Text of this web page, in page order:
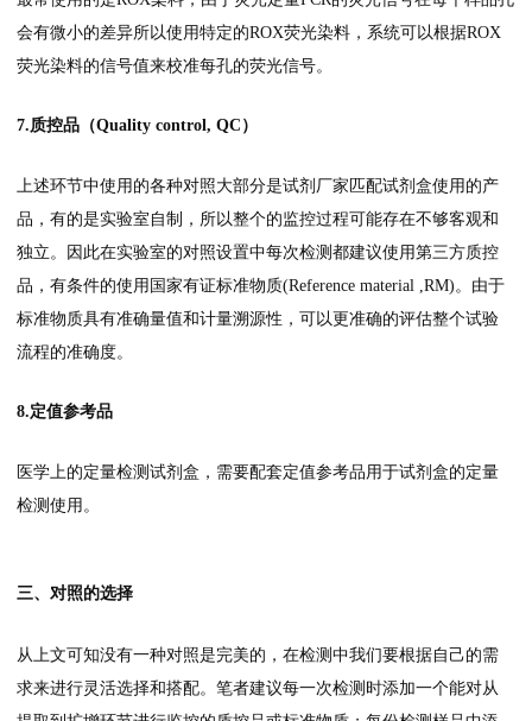
会有微小的差异所以使用特定的ROX荧光染料，系统可以根据ROX
荧光染料的信号值来校准每孔的荧光信号。
7.质控品（Quality control, QC）
上述环节中使用的各种对照大部分是试剂厂家匹配试剂盒使用的产
品，有的是实验室自制，所以整个的监控过程可能存在不够客观和
独立。因此在实验室的对照设置中每次检测都建议使用第三方质控
品，有条件的使用国家有证标准物质(Reference material ,RM)。由于
标准物质具有准确量值和计量溯源性，可以更准确的评估整个试验
流程的准确度。
8.定值参考品
医学上的定量检测试剂盒，需要配套定值参考品用于试剂盒的定量
检测使用。
三、对照的选择
从上文可知没有一种对照是完美的，在检测中我们要根据自己的需
求来进行灵活选择和搭配。笔者建议每一次检测时添加一个能对从